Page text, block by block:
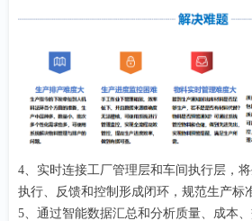
4、实时连接工厂管理层和车间执行层，将
执行、反馈和控制形成闭环，规范生产标
5、通过智能数据汇总和分析质量、成本